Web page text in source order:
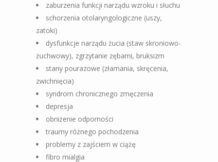
zaburzenia funkcji narządu wzroku i słuchu
schorzenia otolaryngologiczne (uszy,
zatoki)
dysfunkcje narządu żucia (staw skroniowo-
żuchwowy), zgrzytanie zębami, bruksizm
stany pourazowe (złamania, skręcenia,
zwichnięcia)
syndrom chronicznego zmęczenia
depresja
obniżenie odporności
traumy różnego pochodzenia
problemy z zajściem w ciążę
fibro mialgia